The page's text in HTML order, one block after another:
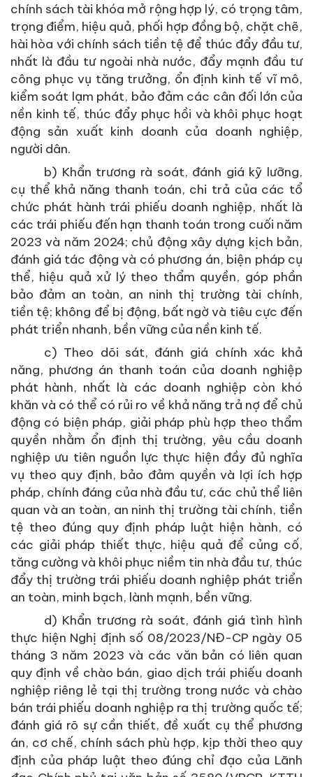
chính sách tài khóa mở rộng hợp lý, có trọng tâm,
trọng điểm, hiệu quả, phối hợp đồng bộ, chặt chẽ,
hài hòa với chính sách tiền tệ để thúc đẩy đầu tư,
nhất là đầu tư ngoài nhà nước, đẩy mạnh đầu tư
công phục vụ tăng trưởng, ổn định kinh tế vĩ mô,
kiểm soát lạm phát, bảo đảm các cân đối lớn của
nền kinh tế, thúc đẩy phục hồi và khôi phục hoạt
động sản xuất kinh doanh của doanh nghiệp,
người dân.
b) Khẩn trương rà soát, đánh giá kỹ lưỡng,
cụ thể khả năng thanh toán, chi trả của các tổ
chức phát hành trái phiếu doanh nghiệp, nhất là
các trái phiếu đến hạn thanh toán trong cuối năm
2023 và năm 2024; chủ động xây dựng kịch bản,
đánh giá tác động và có phương án, biện pháp cụ
thể, hiệu quả xử lý theo thẩm quyền, góp phần
bảo đảm an toàn, an ninh thị trường tài chính,
tiền tệ; không để bị động, bất ngờ và tiêu cực đến
phát triển nhanh, bền vững của nền kinh tế.
c) Theo dõi sát, đánh giá chính xác khả
năng, phương án thanh toán của doanh nghiệp
phát hành, nhất là các doanh nghiệp còn khó
khăn và có thể có rủi ro về khả năng trả nợ để chủ
động có biện pháp, giải pháp phù hợp theo thẩm
quyền nhằm ổn định thị trường, yêu cầu doanh
nghiệp ưu tiên nguồn lực thực hiện đầy đủ nghĩa
vụ theo quy định, bảo đảm quyền và lợi ích hợp
pháp, chính đáng của nhà đầu tư, các chủ thể liên
quan và an toàn, an ninh thị trường tài chính, tiền
tệ theo đúng quy định pháp luật hiện hành, có
các giải pháp thiết thực, hiệu quả để củng cố,
tăng cường và khôi phục niềm tin nhà đầu tư, thúc
đẩy thị trường trái phiếu doanh nghiệp phát triển
an toàn, minh bạch, lành mạnh, bền vững.
d) Khẩn trương rà soát, đánh giá tình hình
thực hiện Nghị định số 08/2023/NĐ-CP ngày 05
tháng 3 năm 2023 và các văn bản có liên quan
quy định về chào bán, giao dịch trái phiếu doanh
nghiệp riêng lẻ tại thị trường trong nước và chào
bán trái phiếu doanh nghiệp ra thị trường quốc tế;
đánh giá rõ sự cần thiết, đề xuất cụ thể phương
án, cơ chế, chính sách phù hợp, kịp thời theo quy
định của pháp luật theo đúng chỉ đạo của Lãnh